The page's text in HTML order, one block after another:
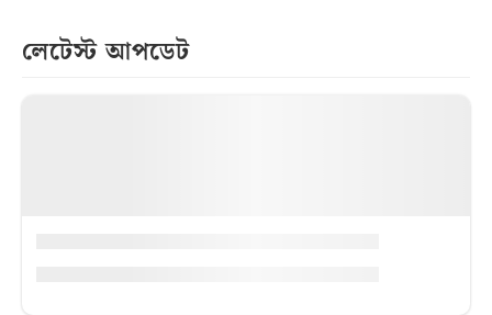
লেটেস্ট আপডেট